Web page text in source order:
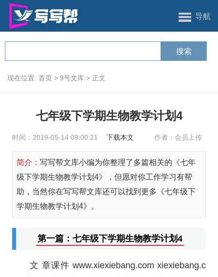
导航
现在位置: 首页 > 9号文库 > 正文
七年级下学期生物教学计划4
时间：2019-05-14 09:00:21 下载本文 作者：会员上传
简介： 写写帮文库小编为你整理了多篇相关的《七年
级下学期生物教学计划4》，但愿对你工作学习有帮
助，当然你在写写帮文库还可以找到更多《七年级下
学期生物教学计划4》。
第一篇：七年级下学期生物教学计划4
文 章课件 www.xiexiebang.com xiexiebang.c